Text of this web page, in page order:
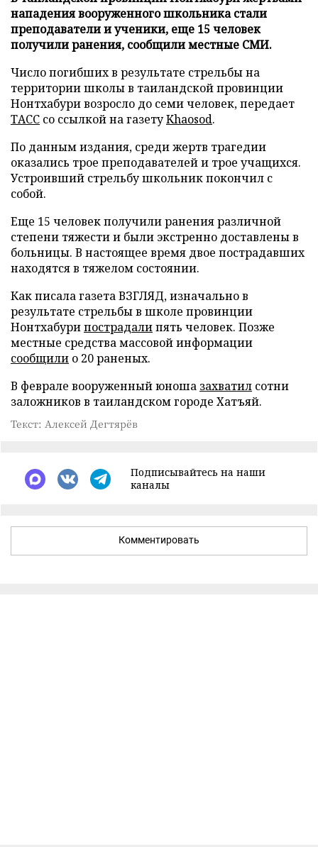
нападения вооруженного школьника стали
преподаватели и ученики, еще 15 человек
получили ранения, сообщили местные СМИ.
Число погибших в результате стрельбы на
территории школы в таиландской провинции
Нонтхабури возросло до семи человек, передает
ТАСС со ссылкой на газетуKhaosod.
По данным издания, среди жертв трагедии
оказались трое преподавателей и трое учащихся.
Устроивший стрельбу школьник покончил с
собой.
Еще 15 человек получили ранения различной
степени тяжести и были экстренно доставлены в
больницы. В настоящее время двое пострадавших
находятся в тяжелом состоянии.
Как писала газета ВЗГЛЯД, изначально в
результате стрельбы в школе провинции
Нонтхабурипострадалипять человек. Позже
местные средства массовой информации
сообщили о 20 раненых.
В феврале вооруженный юноша захватил сотни
заложников в таиландском городе Хатъяй.
Текст: Алексей Дегтярёв
Подписывайтесь на наши
каналы
Комментировать